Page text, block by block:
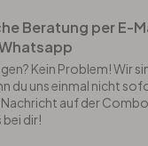
Beratung per E-
Kein Problem! Wir
du uns einmal nicht
Nachricht auf der
bei dir!